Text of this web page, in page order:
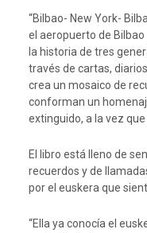
“Bilbao- New York-
el aeropuerto de Bilbao
la historia de tres
través de cartas,
crea un mosaico de
conforman un
extinguido, a la vez
El libro está lleno de
recuerdos y de
por el euskera que
“Ella ya conocía el